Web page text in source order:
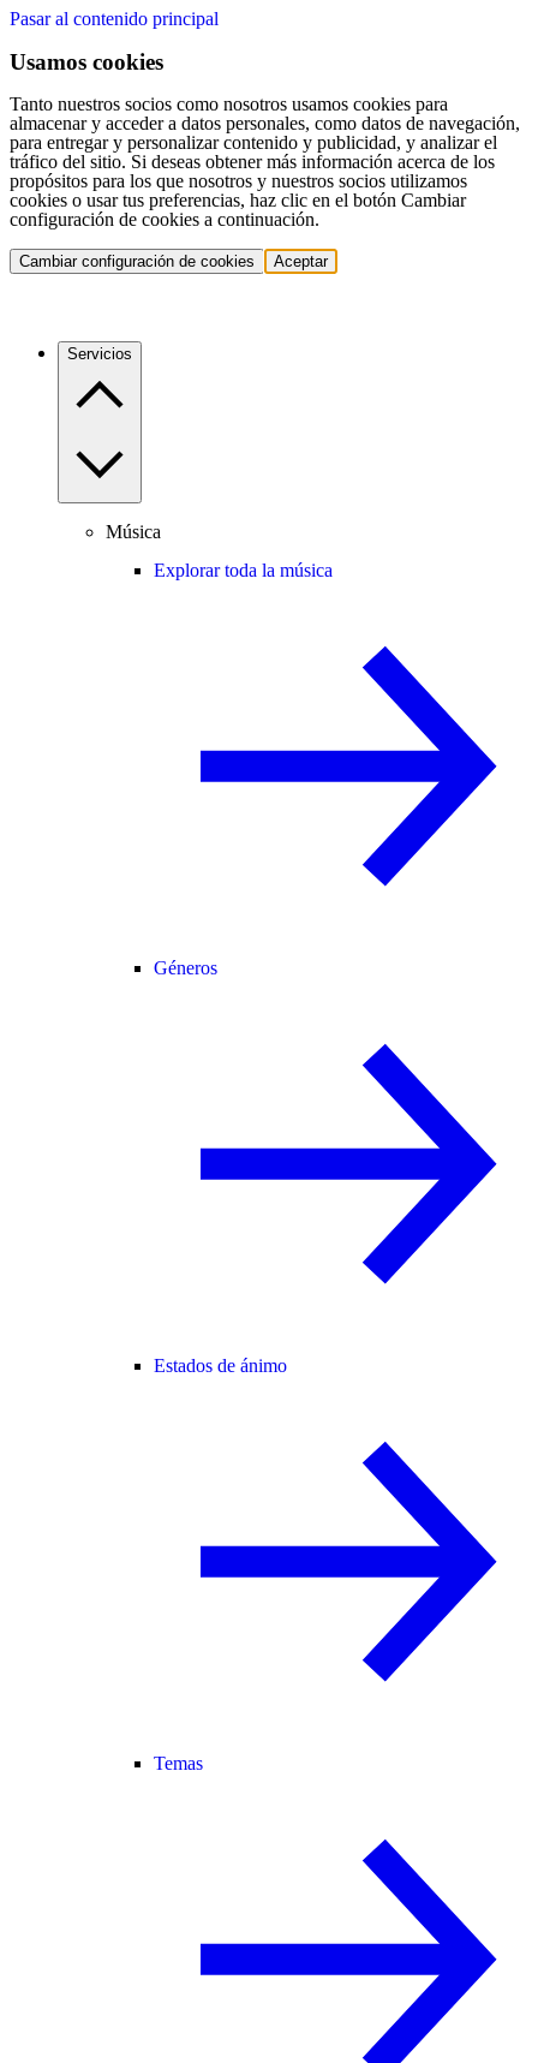
Pasar al contenido principal
Usamos cookies
Tanto nuestros socios como nosotros usamos cookies para
almacenar y acceder a datos personales, como datos de navegación,
para entregar y personalizar contenido y publicidad, y analizar el
tráfico del sitio. Si deseas obtener más información acerca de los
propósitos para los que nosotros y nuestros socios utilizamos
cookies o usar tus preferencias, haz clic en el botón Cambiar
configuración de cookies a continuación.
Cambiar configuración de cookies Aceptar
Servicios
Música
Explorar toda la música
Géneros
Estados de ánimo
Temas